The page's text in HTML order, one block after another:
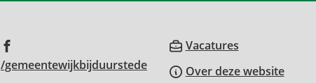
/gemeentewijkbijduurstede(Verwijst
Vacatures(Verwijst
naar
Over deze website